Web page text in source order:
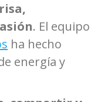
risa,
. El equipo
ha hecho
energía y